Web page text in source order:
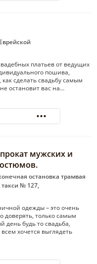
платьев от ведущих
пошива,
как сделать свадьбу самым
остановит вас на…
35
мужских и
остановка трамвая
№ 127,
одежды – это очень
доверять, только самым
день будь то свадьба,
хочется выглядеть